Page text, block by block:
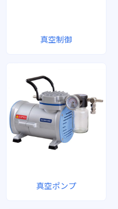
真空制御
真空ポンプ